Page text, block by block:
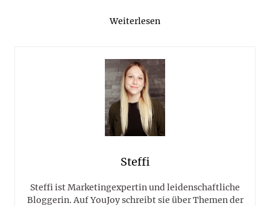
Weiterlesen
Steffi
Steffi ist Marketingexpertin und leidenschaftliche
Bloggerin. Auf YouJoy schreibt sie über Themen der